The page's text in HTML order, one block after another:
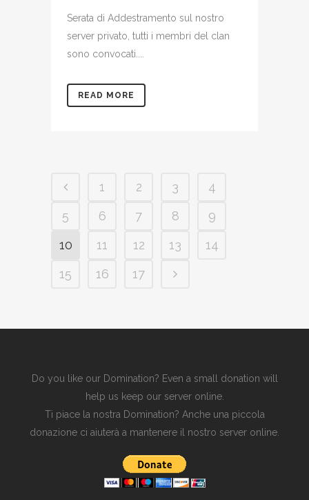
Serata di Addestramento sul nostro
server privato, tutti i membri del clan
sono convocati....
READ MORE
1 2 3
4
5
6 7 8
9
10
11 12 13
14
15
16 17
Do you like our Domination? Even a small donation will
help us keep our server online.
Ti piace la nostra Domination? Anche una piccola
donazione ci aiuterà a mantenere il nostro server online.